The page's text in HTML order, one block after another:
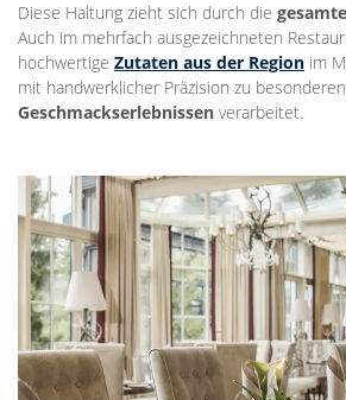
Diese Haltung zieht sich durch die
Auch im mehrfach ausgezeichneten
hochwertige Zutaten aus der Region im
mit handwerklicher Präzision zu besonderen
Geschmackserlebnissen verarbeitet.